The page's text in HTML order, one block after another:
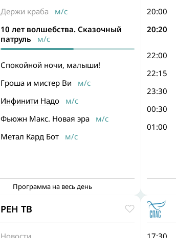
Держи краба м/с
10 лет волшебства. Сказочный
патруль м/с
Спокойной ночи, малыши!
Гроша и мистер Ви м/с
Инфинити Надом/с
Фьюжн Макс. Новая эрам/с
Метал Кард Ботм/с
Программа на весь день
20:00
20:20
22:00
22:15
23:30
00:30
01:00
РЕН ТВ
Новости
17:30